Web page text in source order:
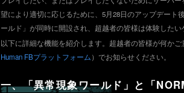
望により適切に応じるために、5月28日のアップデート
ールド」が同時に開設され、超越者の皆様は体験した
以下に詳細な機能を紹介します。超越者の皆様が何か
Human FBプラットフォーム）でお知らせください。
一、「異常現象ワールド」と「